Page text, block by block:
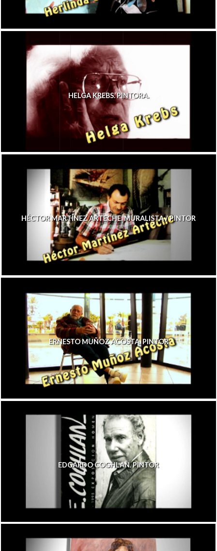
HELGA KREBS. PINTORA.
HÉCTOR MARTÍNEZ ARTECHE. MURALISTA / PINTOR
ERNESTO MUÑOZ ACOSTA. PINTOR
EDGARDO COGHLAN. PINTOR